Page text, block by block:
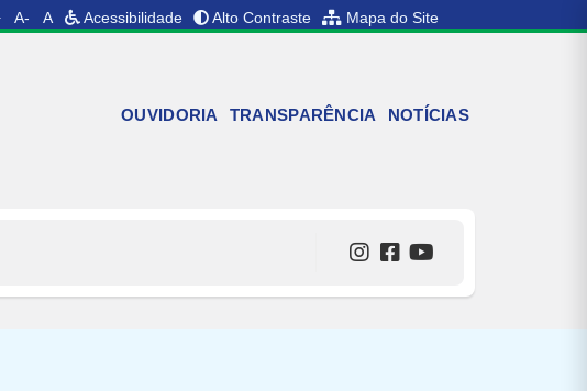
A- A Acessibilidade Alto Contraste Mapa do Site
OUVIDORIA TRANSPARÊNCIA NOTÍCIAS